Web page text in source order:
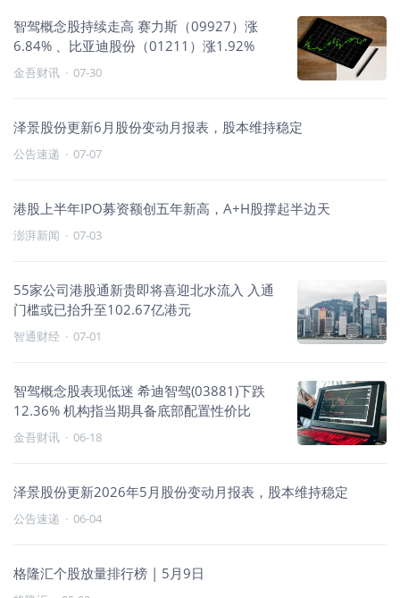
智驾概念股持续走高 赛力斯（09927）涨
6.84% 、比亚迪股份（01211）涨1.92%
金吾财讯 · 07-30
泽景股份更新6月股份变动月报表，股本维持稳定
公告速递 · 07-07
港股上半年IPO募资额创五年新高，A+H股撑起半边天
澎湃新闻 · 07-03
55家公司港股通新贵即将喜迎北水流入 入通
门槛或已抬升至102.67亿港元
智通财经 · 07-01
智驾概念股表现低迷 希迪智驾(03881)下跌
12.36% 机构指当期具备底部配置性价比
金吾财讯 · 06-18
泽景股份更新2026年5月股份变动月报表，股本维持稳定
公告速递 · 06-04
格隆汇个股放量排行榜 | 5月9日